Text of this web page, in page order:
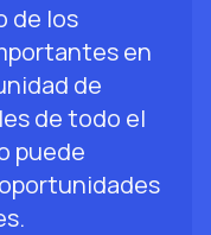
de los
en
de
de todo el
puede